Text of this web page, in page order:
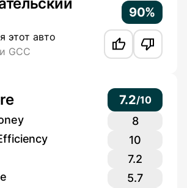
90%
этот авто
GCC
7.2/10
8
10
7.2
5.7